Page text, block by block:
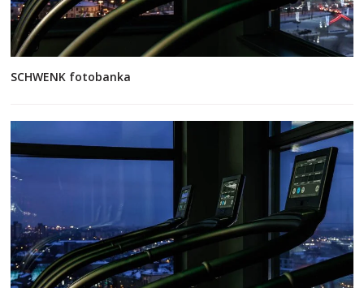
SCHWENK fotobanka